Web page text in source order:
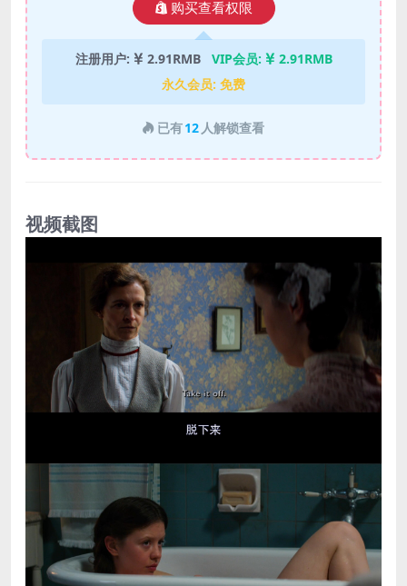
购买查看权限
注册用户: 2.91RMB VIP会员:
2.91RMB
永久会员: 免费
已有12 人解锁查看
视频截图